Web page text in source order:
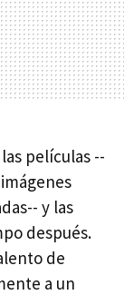
películas --
y las
después.
de
a un